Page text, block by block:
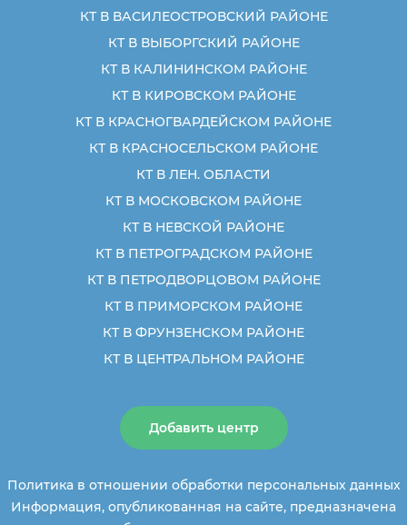
КТ В ВАСИЛЕОСТРОВСКИЙ РАЙОНЕ
КТ В ВЫБОРГСКИЙ РАЙОНЕ
КТ В КАЛИНИНСКОМ РАЙОНЕ
КТ В КИРОВСКОМ РАЙОНЕ
КТ В КРАСНОГВАРДЕЙСКОМ РАЙОНЕ
КТ В КРАСНОСЕЛЬСКОМ РАЙОНЕ
КТ В ЛЕН. ОБЛАСТИ
КТ В МОСКОВСКОМ РАЙОНЕ
КТ В НЕВСКОЙ РАЙОНЕ
КТ В ПЕТРОГРАДСКОМ РАЙОНЕ
КТ В ПЕТРОДВОРЦОВОМ РАЙОНЕ
КТ В ПРИМОРСКОМ РАЙОНЕ
КТ В ФРУНЗЕНСКОМ РАЙОНЕ
КТ В ЦЕНТРАЛЬНОМ РАЙОНЕ
Добавить центр
Политика в отношении обработки персональных данных
Информация, опубликованная на сайте, предназначена